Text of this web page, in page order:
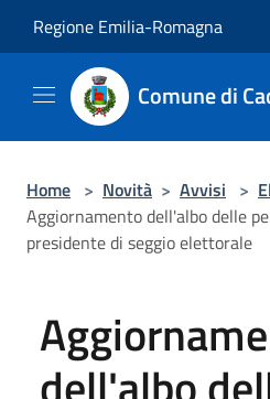
Regione Emilia-Romagna
Comune di
Home > Novità > Avvisi >
Aggiornamento dell'albo delle
presidente di seggio elettorale